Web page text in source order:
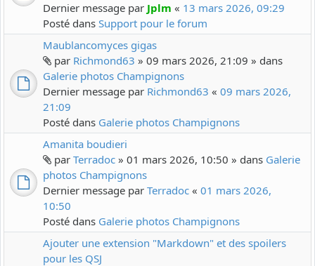
Dernier message par Jplm « 13 mars 2026, 09:29
Posté dans Support pour le forum
Maublancomyces gigas
par Richmond63 » 09 mars 2026, 21:09 » dans
Galerie photos Champignons
Dernier message par Richmond63 « 09 mars 2026,
21:09
Posté dans Galerie photos Champignons
Amanita boudieri
par Terradoc » 01 mars 2026, 10:50 » dans Galerie
photos Champignons
Dernier message par Terradoc « 01 mars 2026,
10:50
Posté dans Galerie photos Champignons
Ajouter une extension "Markdown" et des spoilers
pour les QSJ